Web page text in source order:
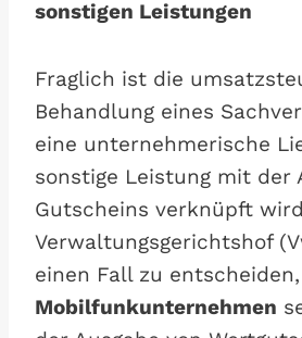
sonstigen Leistungen
Fraglich ist die
Behandlung eines
eine unternehmerische
sonstige Leistung mit der
Gutscheins verknüpft
Verwaltungsgerichtshof
einen Fall zu
Mobilfunkunternehmen